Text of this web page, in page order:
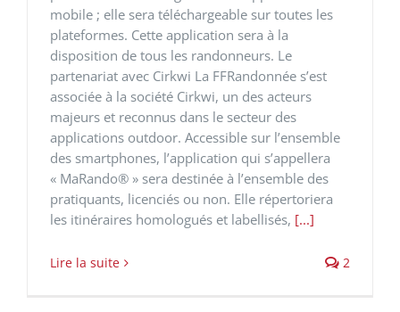
mobile ; elle sera téléchargeable sur toutes les
plateformes. Cette application sera à la
disposition de tous les randonneurs. Le
partenariat avec Cirkwi La FFRandonnée s’est
associée à la société Cirkwi, un des acteurs
majeurs et reconnus dans le secteur des
applications outdoor. Accessible sur l’ensemble
des smartphones, l’application qui s’appellera
« MaRando® » sera destinée à l’ensemble des
pratiquants, licenciés ou non. Elle répertoriera
les itinéraires homologués et labellisés, [...]
Lire la suite 2